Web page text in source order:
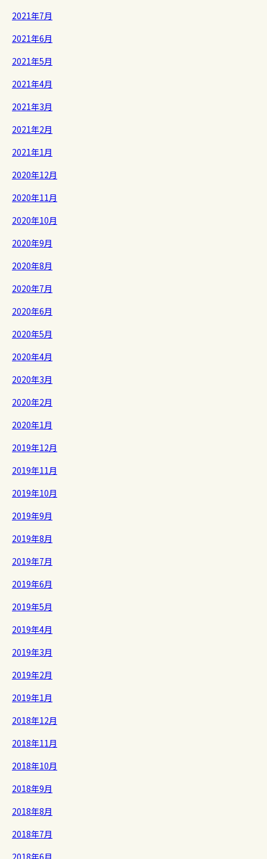
2021年7月
2021年6月
2021年5月
2021年4月
2021年3月
2021年2月
2021年1月
2020年12月
2020年11月
2020年10月
2020年9月
2020年8月
2020年7月
2020年6月
2020年5月
2020年4月
2020年3月
2020年2月
2020年1月
2019年12月
2019年11月
2019年10月
2019年9月
2019年8月
2019年7月
2019年6月
2019年5月
2019年4月
2019年3月
2019年2月
2019年1月
2018年12月
2018年11月
2018年10月
2018年9月
2018年8月
2018年7月